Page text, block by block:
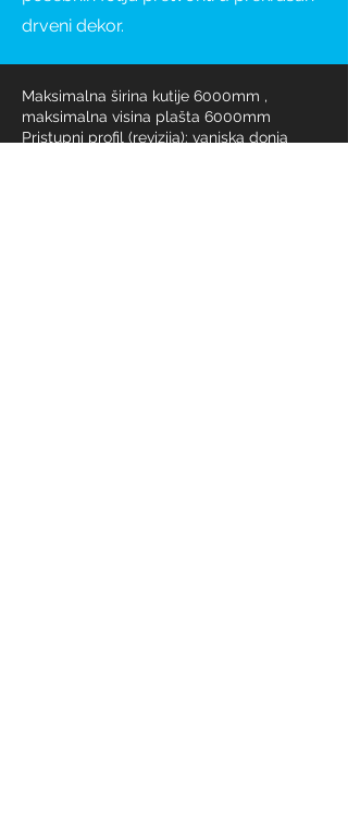
drveni dekor.
Maksimalna širina kutije 6000mm ,
maksimalna visina plašta 6000mm
Pristupni profil (revizija): vanjska donja